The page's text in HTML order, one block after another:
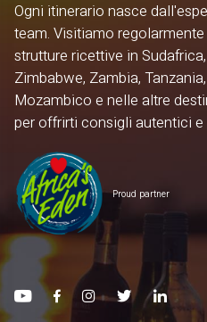
Ogni itinerario nasce
team. Visitiamo
strutture ricettive in
Zimbabwe, Zambia,
Mozambico e nelle altre
per offrirti consigli autentici e
Proud partner